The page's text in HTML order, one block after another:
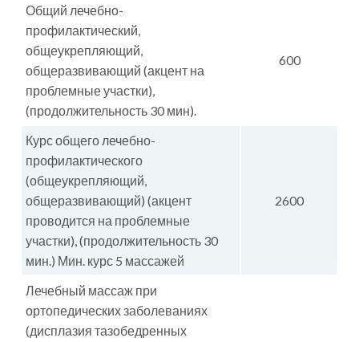
Общий лечебно-
профилактический,
общеукрепляющий,
общеразвивающий (акцент на
проблемные участки),
(продолжительность 30 мин).
600
Курс общего лечебно-
профилактического
(общеукрепляющий,
общеразвивающий) (акцент
проводится на проблемные
участки), (продолжительность 30
мин.) Мин. курс 5 массажей
2600
Лечебный массаж при
ортопедических заболеваниях
(дисплазия тазобедренных